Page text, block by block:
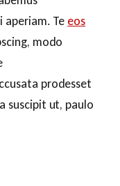
Te eos
modo
prodesset
suscipit ut, paulo